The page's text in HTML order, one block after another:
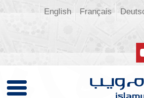
Français
English